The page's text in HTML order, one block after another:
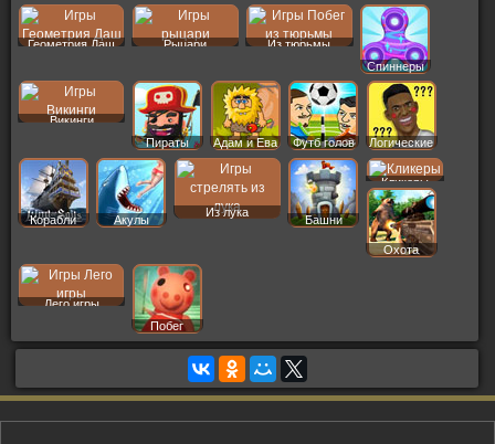
Геометрия Даш Рыцари
Из тюрьмы
Спиннеры
Викинги
Пираты
Адам и Ева Футб голов Логические
Корабли Акулы
Из лука
Башни
Кликеры
Охота
Лего игры
Побег